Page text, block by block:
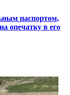
паспортом,
опечатку в его